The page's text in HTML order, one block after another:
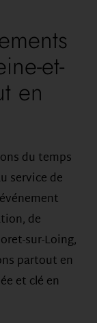
et-
en
du temps
service de
de
sur-Loing,
partout en
et clé en